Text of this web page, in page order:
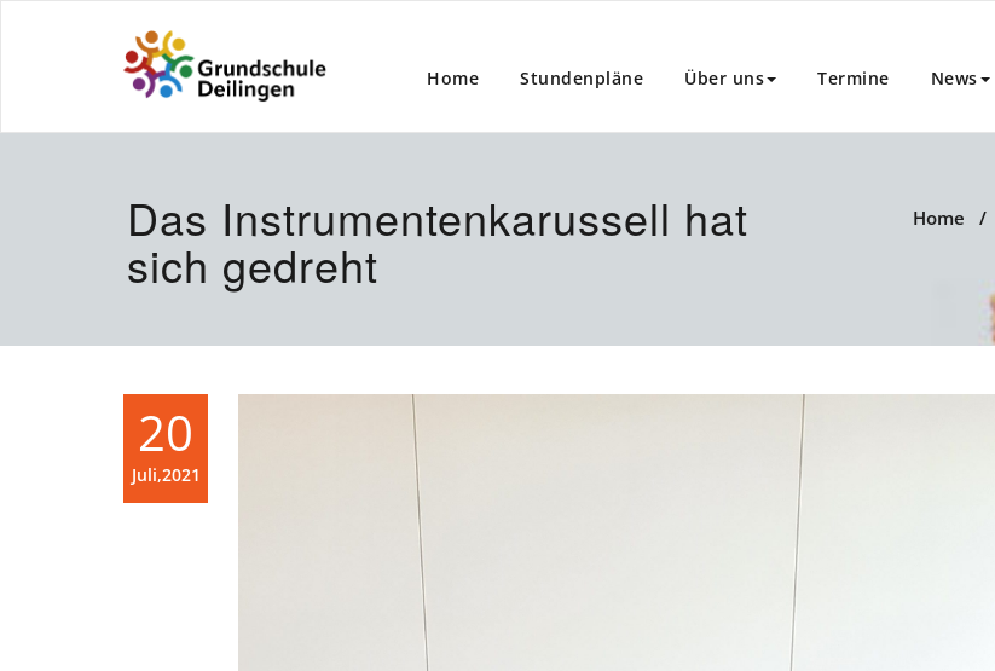
Home Stundenpläne Über uns Termine News
Das Instrumentenkarussell hat
sich gedreht
Home /
20
Juli,2021